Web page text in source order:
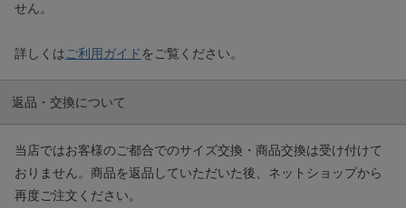
せん。
詳しくはご利用ガイド をご覧ください。
返品・交換について
当店ではお客様のご都合でのサイズ交換・商品交換は受け付けて
おりません。商品を返品していただいた後、ネットショップから
再度ご注文ください。